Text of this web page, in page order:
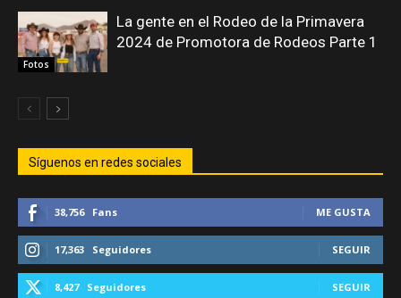
Fotos
La gente en el Rodeo de la Primavera
2024 de Promotora de Rodeos Parte 1
Síguenos en redes sociales
38,756 Fans ME GUSTA
17,363 Seguidores SEGUIR
8,427 Seguidores SEGUIR